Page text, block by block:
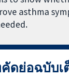
asthma
ดย่อฉบับเ